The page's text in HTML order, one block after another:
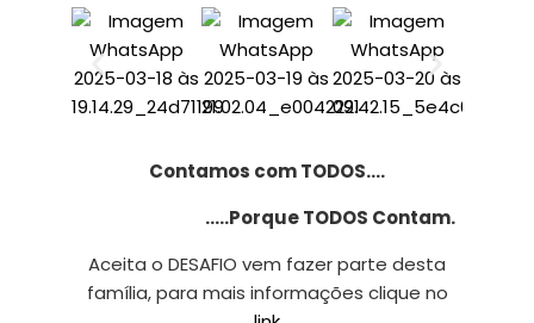
Contamos com TODOS….
…..Porque TODOS Contam.
Aceita o DESAFIO vem fazer parte desta
família, para mais informações clique no